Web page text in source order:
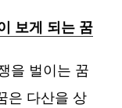
보게 되는 꿈
을 벌이는 꿈
은 다산을 상